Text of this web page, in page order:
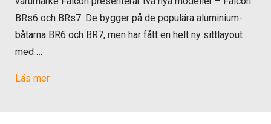
BRs6 och BRs7. De bygger på de populära aluminium­
båtarna BR6 och BR7, men har fått en helt ny sittlayout
med …
Läs mer